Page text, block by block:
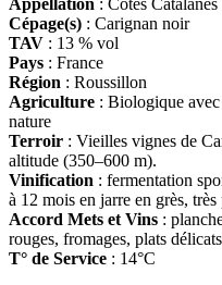
Appellation : Côtes
Cépage(s) : Carignan noir
TAV : 13 % vol
Pays : France
Région : Roussillon
Agriculture : Biologique
nature
Terroir : Vieilles vignes de
altitude (350–600 m).
Vinification : fermentation
à 12 mois en jarre en grès,
Accord Mets et Vins :
rouges, fromages, plats
T° de Service : 14°C